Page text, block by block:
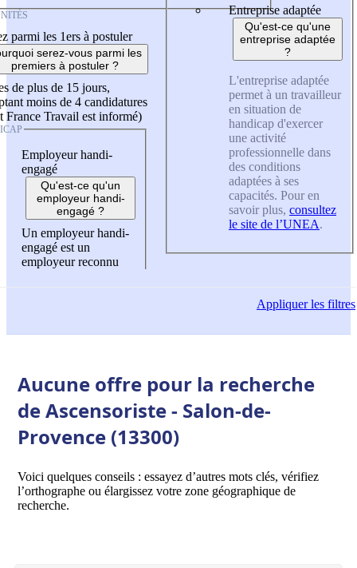
parmi les 1ers à postuler
serez-vous parmi les
premiers à postuler ?
de plus de 15 jours,
moins de 4 candidatures
France Travail est informé)
Employeur handi-
engagé
Qu'est-ce qu'un
employeur handi-
engagé ?
Un employeur handi-
engagé est un
employeur reconnu
Entreprise adaptée
Qu'est-ce qu'une
entreprise adaptée
?
L'entreprise adaptée
permet à un travailleur
en situation de
handicap d'exercer
une activité
professionnelle dans
des conditions
adaptées à ses
capacités. Pour en
savoir plus, consultez
le site de l’UNEA.
Appliquerles filtres
Aucune offre pour la recherche
de Ascensoriste - Salon-de-
Provence (13300)
Voici quelques conseils : essayez d’autres mots clés, vérifiez
l’orthographe ou élargissez votre zone géographique de
recherche.